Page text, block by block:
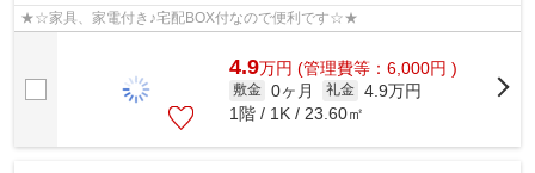
★☆家具、家電付き♪宅配BOX付なので便利です☆★
4.9万円 (管理費等：6,000円 )
敷金 0ヶ月 礼金 4.9万円
1階 / 1K / 23.60㎡